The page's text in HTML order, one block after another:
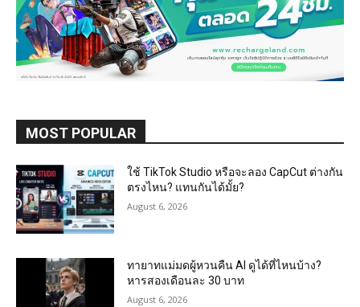
MOST POPULAR
ใช้ TikTok Studio หรือจะลอง CapCut ต่างกัน
ตรงไหน? แทนกันได้มั้ย?
August 6, 2026
ทายาทแม่มดผู้หวนคืน AI ดูได้ที่ไหนบ้าง?
หารสองเดือนละ 30 บาท
August 6, 2026